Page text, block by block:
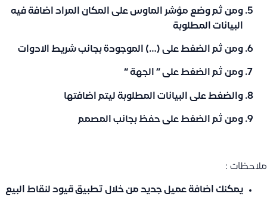
ومن ثم وضع مؤشر الماوس على المكان المراد اضافة فيه
البيانات المطلوبة
ومن ثم الضغط على (…) الموجودة بجانب شريط الادوات
ومن ثم الضغط على ” الجهة “
والضغط على البيانات المطلوبة ليتم اضافتها
ومن ثم الضغط على حفظ بجانب المصمم
ملاحظات :
يمكنك اضافة عميل جديد من خلال تطبيق قيود لنقاط البيع